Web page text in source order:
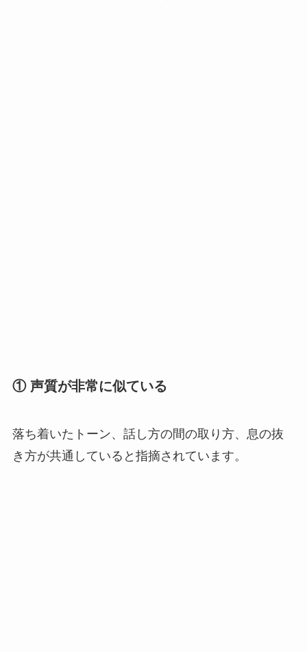
① 声質が非常に似ている
落ち着いたトーン、話し方の間の取り方、息の抜
き方が共通していると指摘されています。